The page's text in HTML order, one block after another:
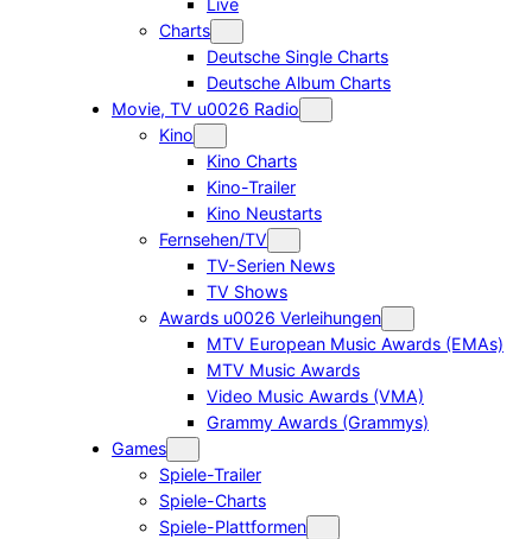
Live
Charts
Deutsche Single Charts
Deutsche Album Charts
Movie, TV u0026 Radio
Kino
Kino Charts
Kino-Trailer
Kino Neustarts
Fernsehen/TV
TV-Serien News
TV Shows
Awards u0026 Verleihungen
MTV European Music Awards (EMAs)
MTV Music Awards
Video Music Awards (VMA)
Grammy Awards (Grammys)
Games
Spiele-Trailer
Spiele-Charts
Spiele-Plattformen